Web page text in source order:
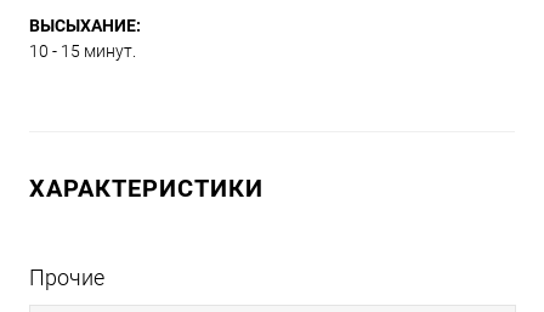
ВЫСЫХАНИЕ:
10 - 15 минут.
ХАРАКТЕРИСТИКИ
Прочие